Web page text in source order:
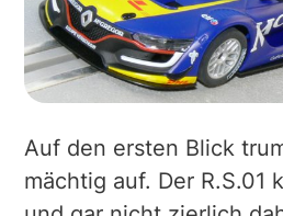
Auf den ersten Blick
mächtig auf. Der R.S.01